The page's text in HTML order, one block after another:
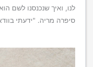
לנו, ואיך שנכנסנו לשם
סיפרה מריה. "ידעתי